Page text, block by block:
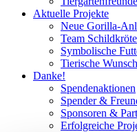
Aktuelle Projekte
Neue Gorilla-
Team
Symbolische
Tierische
Danke!
Spendenaktionen
Spender &
Sponsoren &
Erfolgreiche